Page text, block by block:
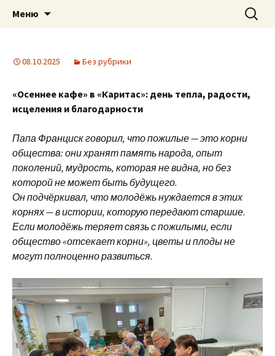
Римско-католическая
церковь в Саратове
Приход святого Климента
Меню Найти:
08.10.2025 Без рубрики
«Осеннее кафе» в «Каритас»: день тепла, радости,
исцеления и благодарности
Папа Франциск говорил, что пожилые — это корни
общества: они хранят память народа, опыт
поколений, мудрость, которая не видна, но без
которой не может быть будущего.
Он подчёркивал, что молодёжь нуждается в этих
корнях — в истории, которую передают старшие.
Если молодёжь теряет связь с пожилыми, если
общество «отсекает корни», цветы и плоды не
могут полноценно развиться.